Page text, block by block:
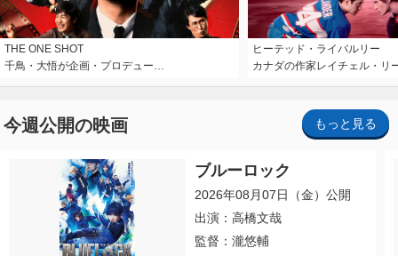
THE ONE SHOT
千鳥・大悟が企画・プロデュー…
ヒーテッド・ライバルリー
カナダの作家レイチェル・リ
今週公開の映画 もっと見る
ブルーロック
2026年08月07日（金）公開
出演：高橋文哉
監督：瀧悠輔